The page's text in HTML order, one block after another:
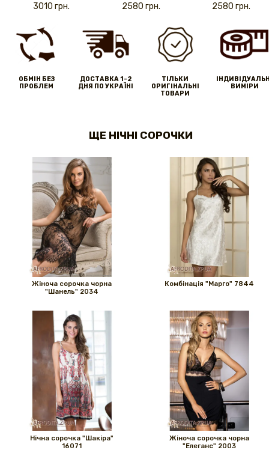
3010 грн.
2580 грн.
2580 грн.
ОБМІН БЕЗ
ПРОБЛЕМ
ДОСТАВКА 1-2
ДНЯ ПО УКРАЇНІ
ТІЛЬКИ
ОРИГІНАЛЬНІ
ТОВАРИ
ВИМІРИ
ЩЕ НІЧНІ СОРОЧКИ
Жіноча сорочка чорна
"Шанель" 2034
Комбінація "Марго" 7844
Нічна сорочка "Шакіра"
16071
Жіноча сорочка чорна
"Елеганс" 2003